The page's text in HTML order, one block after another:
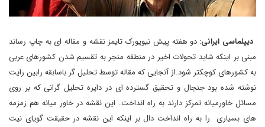
دیپلماسی ایرانی: دو هفته پیش نیویورک تایمز نقشه و مقاله ای به چاپ رساند
مبنی بر اینکه شاید تحولات اخیر در منطقه منجر به تقسیم شدن کشورهای عربی
به کشورهای کوچکتر شود.از آنجایی که مقاله توسط تحلیل گر باسابقه رابین رایت
نوشته شده بود جنجال و تحقیق گسترده ای در دایره تحلیل گرانی که بر روی
مسائل خاورمیانه تمرکز دارند به راه انداخت. این نقشه در خاور میانه هم زمزمه
های بسیاری را به راه انداخت دال بر اینکه این نقشه در حقیقت گویای نیت